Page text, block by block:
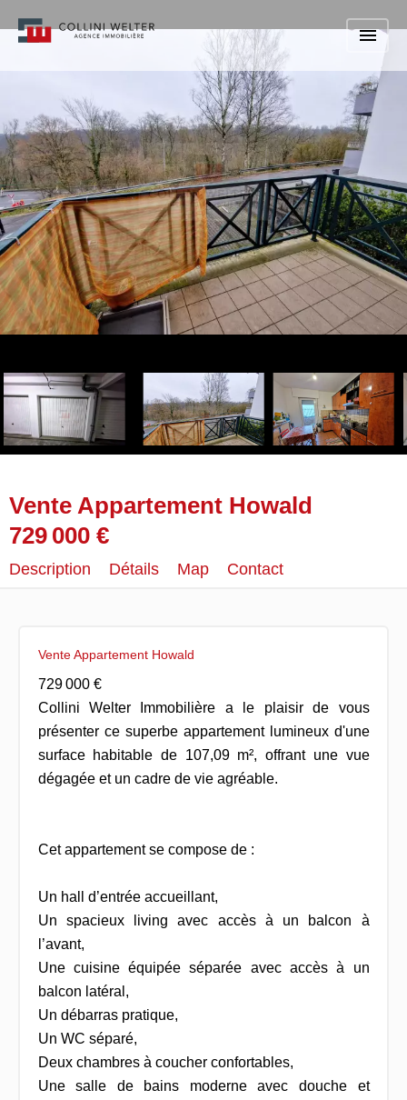
Vente Appartement Howald
729 000 €
Description Détails Map Contact
Vente Appartement Howald
729 000 €
Collini Welter Immobilière a le plaisir de vous
présenter ce superbe appartement lumineux d'une
surface habitable de 107,09 m², offrant une vue
dégagée et un cadre de vie agréable.
Cet appartement se compose de :
Un hall d’entrée accueillant,
Un spacieux living avec accès à un balcon à
l’avant,
Une cuisine équipée séparée avec accès à un
balcon latéral,
Un débarras pratique,
Un WC séparé,
Deux chambres à coucher confortables,
Une salle de bains moderne avec douche et